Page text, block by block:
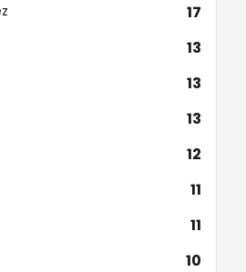
17
13
13
13
12
11
11
10